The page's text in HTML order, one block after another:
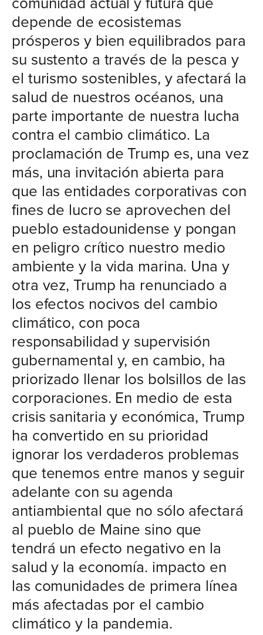
depende de ecosistemas
prósperos y bien equilibrados para
su sustento a través de la pesca y
el turismo sostenibles, y afectará la
salud de nuestros océanos, una
parte importante de nuestra lucha
contra el cambio climático. La
proclamación de Trump es, una vez
más, una invitación abierta para
que las entidades corporativas con
fines de lucro se aprovechen del
pueblo estadounidense y pongan
en peligro crítico nuestro medio
ambiente y la vida marina. Una y
otra vez, Trump ha renunciado a
los efectos nocivos del cambio
climático, con poca
responsabilidad y supervisión
gubernamental y, en cambio, ha
priorizado llenar los bolsillos de las
corporaciones. En medio de esta
crisis sanitaria y económica, Trump
ha convertido en su prioridad
ignorar los verdaderos problemas
que tenemos entre manos y seguir
adelante con su agenda
antiambiental que no sólo afectará
al pueblo de Maine sino que
tendrá un efecto negativo en la
salud y la economía. impacto en
las comunidades de primera línea
más afectadas por el cambio
climático y la pandemia.